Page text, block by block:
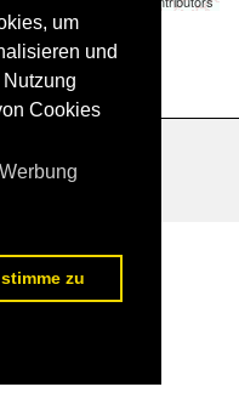
| Kontakt
um
und
Cookies
zu